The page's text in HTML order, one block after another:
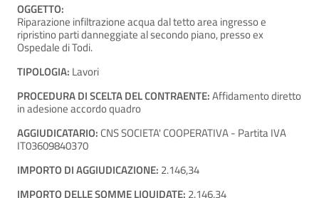
OGGETTO:
Riparazione infiltrazione acqua dal tetto area ingresso e
ripristino parti danneggiate al secondo piano, presso ex
Ospedale di Todi.
TIPOLOGIA: Lavori
PROCEDURA DI SCELTA DEL CONTRAENTE:Affidamento diretto
in adesione accordo quadro
AGGIUDICATARIO: CNS SOCIETA' COOPERATIVA - Partita IVA
IT03609840370
IMPORTO DI AGGIUDICAZIONE: 2.146,34
IMPORTO DELLE SOMME LIQUIDATE: 2.146,34